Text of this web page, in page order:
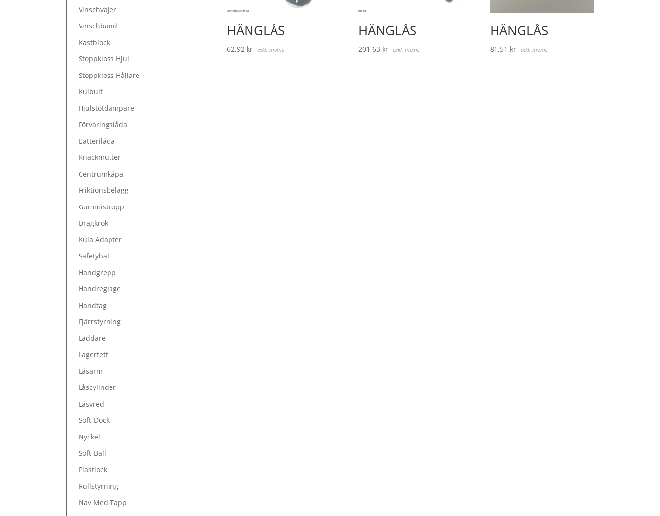
HÄNGLÅS
62,92 kr exkl. moms
HÄNGLÅS
201,63 kr exkl. moms
HÄNGLÅS
81,51 kr exkl. moms
Vinschvajer
Vinschband
Kastblock
Stoppkloss Hjul
Stoppkloss Hållare
Kulbult
Hjulstötdämpare
Förvaringslåda
Batterilåda
Knäckmutter
Centrumkåpa
Friktionsbelägg
Gummistropp
Dragkrok
Kula Adapter
Safetyball
Handgrepp
Handreglage
Handtag
Fjärrstyrning
Laddare
Lagerfett
Låsarm
Låscylinder
Låsvred
Soft-Dock
Nyckel
Soft-Ball
Plastlock
Rullstyrning
Nav Med Tapp